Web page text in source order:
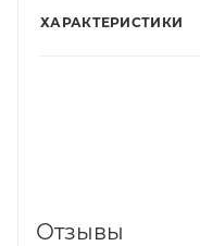
ХАРАКТЕРИСТИКИ
Отзывы